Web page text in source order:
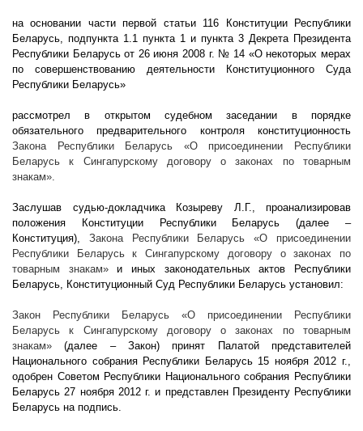
на основании части первой статьи 116 Конституции Республики
Беларусь, подпункта 1.1 пункта 1 и пункта 3 Декрета Президента
Республики Беларусь от 26 июня 2008 г. № 14 «О некоторых мерах
по совершенствованию деятельности Конституционного Суда
Республики Беларусь»
рассмотрел в открытом судебном заседании в порядке
обязательного предварительного контроля конституционность
Закона Республики Беларусь «О присоединении Республики
Беларусь к Сингапурскому договору о законах по товарным
знакам».
Заслушав судью-докладчика Козыреву Л.Г., проанализировав
положения Конституции Республики Беларусь (далее –
Конституция), Закона Республики Беларусь«О присоединении
Республики Беларусь к Сингапурскому договору о законах по
товарным знакам»и иных законодательных актов Республики
Беларусь, Конституционный Суд Республики Беларусь установил:
Закон Республики Беларусь «О присоединении Республики
Беларусь к Сингапурскому договору о законах по товарным
знакам»(далее – Закон) принят Палатой представителей
Национального собрания Республики Беларусь 15 ноября2012 г.,
одобрен Советом Республики Национального собрания Республики
Беларусь 27 ноября 2012 г. и представлен Президенту Республики
Беларусь на подпись.